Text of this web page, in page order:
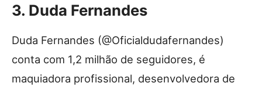
3. Duda Fernandes
Duda Fernandes (@Oficialdudafernandes)
conta com 1,2 milhão de seguidores, é
maquiadora profissional, desenvolvedora de